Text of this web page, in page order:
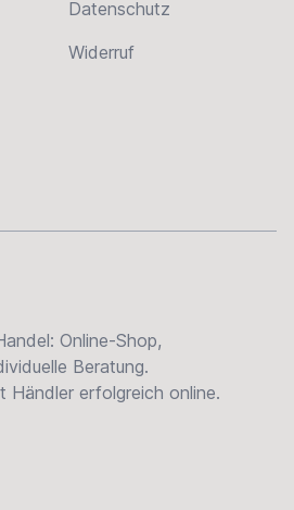
Datenschutz
Widerruf
Online-Shop,
Beratung.
Händler erfolgreich online.